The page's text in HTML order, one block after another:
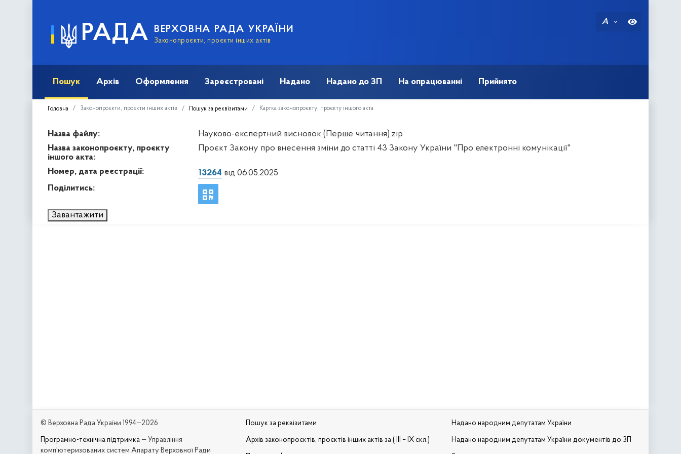
РАДА ВЕРХОВНА РАДА УКРАЇНИ
Законопроєкти, проєкти інших актів
A
Пошук Архів Оформлення Зареєстровані Надано Надано до ЗП На опрацюванні Прийнято
Головна Законопроєкти, проєкти інших актів Пошук за реквізитами Картка законопроєкту, проєкту іншого акта
Назва файлу:
Науково-експертний висновок (Перше читання).zip
Назва законопроєкту, проєкту
іншого акта:
Проєкт Закону про внесення зміни до статті 43 Закону України "Про електронні комунікації"
Номер, дата реєстрації: 13264 від 06.05.2025
Поділитись:
Завантажити
© Верховна Рада України 1994—2026
Програмно-технічна підтримка — Управління
комп'ютеризованих систем Апарату Верховної Ради
Пошук за реквізитами
Архів законопроєктів, проєктів інших актів за ( III – IX скл.)
Надано народним депутатам України
Надано народним депутатам України документів до ЗП